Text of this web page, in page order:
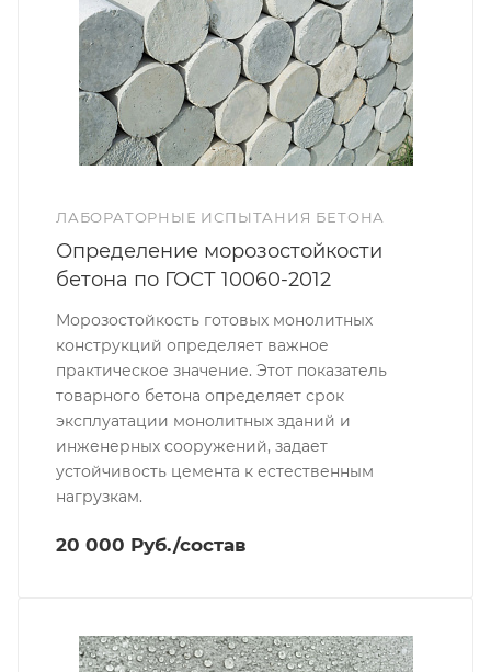
ЛАБОРАТОРНЫЕ ИСПЫТАНИЯ БЕТОНА
Определение морозостойкости
бетона по ГОСТ 10060-2012
Морозостойкость готовых монолитных
конструкций определяет важное
практическое значение. Этот показатель
товарного бетона определяет срок
эксплуатации монолитных зданий и
инженерных сооружений, задает
устойчивость цемента к естественным
нагрузкам.
20 000 Руб./состав